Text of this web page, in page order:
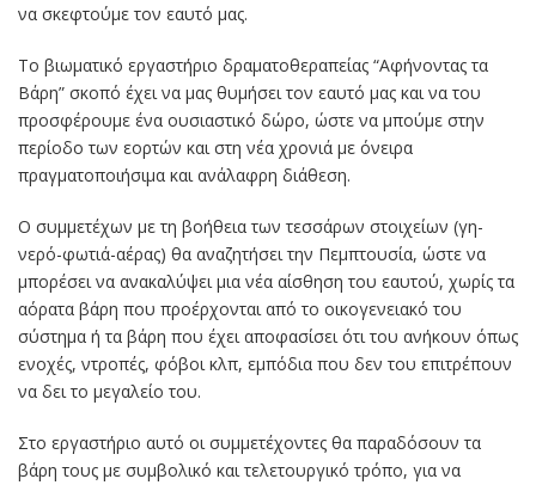
να σκεφτούμε τον εαυτό μας.
Το βιωματικό εργαστήριο δραματοθεραπείας “Αφήνοντας τα
Βάρη” σκοπό έχει να μας θυμήσει τον εαυτό μας και να του
προσφέρουμε ένα ουσιαστικό δώρο, ώστε να μπούμε στην
περίοδο των εορτών και στη νέα χρονιά με όνειρα
πραγματοποιήσιμα και ανάλαφρη διάθεση.
Ο συμμετέχων με τη βοήθεια των τεσσάρων στοιχείων (γη-
νερό-φωτιά-αέρας) θα αναζητήσει την Πεμπτουσία, ώστε να
μπορέσει να ανακαλύψει μια νέα αίσθηση του εαυτού, χωρίς τα
αόρατα βάρη που προέρχονται από το οικογενειακό του
σύστημα ή τα βάρη που έχει αποφασίσει ότι του ανήκουν όπως
ενοχές, ντροπές, φόβοι κλπ, εμπόδια που δεν του επιτρέπουν
να δει το μεγαλείο του.
Στο εργαστήριο αυτό οι συμμετέχοντες θα παραδόσουν τα
βάρη τους με συμβολικό και τελετουργικό τρόπο, για να